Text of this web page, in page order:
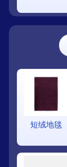
短绒地毯